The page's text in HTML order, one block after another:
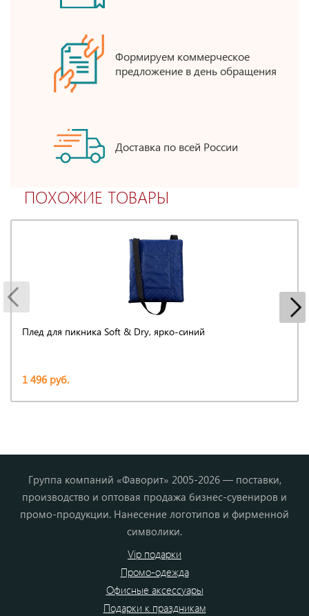
Формируем коммерческое
предложение в день обращения
Доставка по всей России
ПОХОЖИЕ ТОВАРЫ
Плед для пикника Soft & Dry, ярко-синий
1 496 руб.
Группа компаний «Фаворит» 2005-2026 — поставки,
производство и оптовая продажа бизнес-сувениров и
промо-продукции. Нанесение логотипов и фирменной
символики.
Vip подарки
Промо-одежда
Офисные аксессуары
Подарки к праздникам